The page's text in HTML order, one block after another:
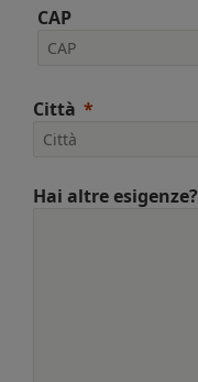
CAP
Città
Hai altre esigenze?